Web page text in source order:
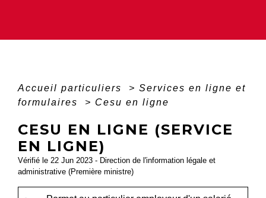
Accueil particuliers > Services en ligne et
formulaires
> Cesu en ligne
CESU EN LIGNE (SERVICE
EN LIGNE)
Vérifié le 22 Jun 2023 - Direction de l'information légale et
administrative (Première ministre)